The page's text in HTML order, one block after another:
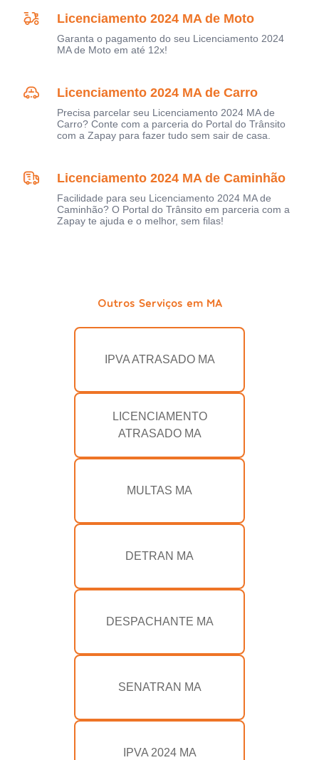
Licenciamento 2024 MA de Moto
Garanta o pagamento do seu Licenciamento 2024
MA de Moto em até 12x!
Licenciamento 2024 MA de Carro
Precisa parcelar seu Licenciamento 2024 MA de
Carro? Conte com a parceria do Portal do Trânsito
com a Zapay para fazer tudo sem sair de casa.
Licenciamento 2024 MA de Caminhão
Facilidade para seu Licenciamento 2024 MA de
Caminhão? O Portal do Trânsito em parceria com a
Zapay te ajuda e o melhor, sem filas!
Outros Serviços em MA
IPVA ATRASADO MA
LICENCIAMENTO
ATRASADO MA
MULTAS MA
DETRAN MA
DESPACHANTE MA
SENATRAN MA
IPVA 2024 MA